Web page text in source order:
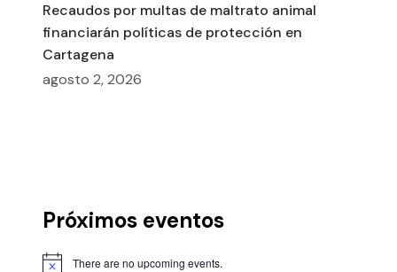
Recaudos por multas de maltrato animal
financiarán políticas de protección en
Cartagena
agosto 2, 2026
Próximos eventos
There are no upcoming events.